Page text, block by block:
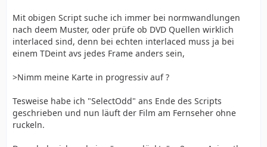
Mit obigen Script suche ich immer bei normwandlungen
nach deem Muster, oder prüfe ob DVD Quellen wirklich
interlaced sind, denn bei echten interlaced muss ja bei
einem TDeint avs jedes Frame anders sein,
>Nimm meine Karte in progressiv auf ?
Tesweise habe ich "SelectOdd" ans Ende des Scripts
geschrieben und nun läuft der Film am Fernseher ohne
ruckeln.